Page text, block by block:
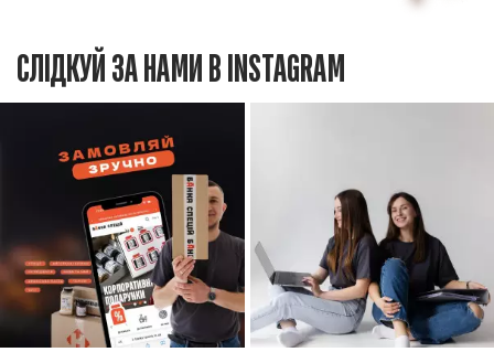
СЛІДКУЙ ЗА НАМИ В INSTAGRAM